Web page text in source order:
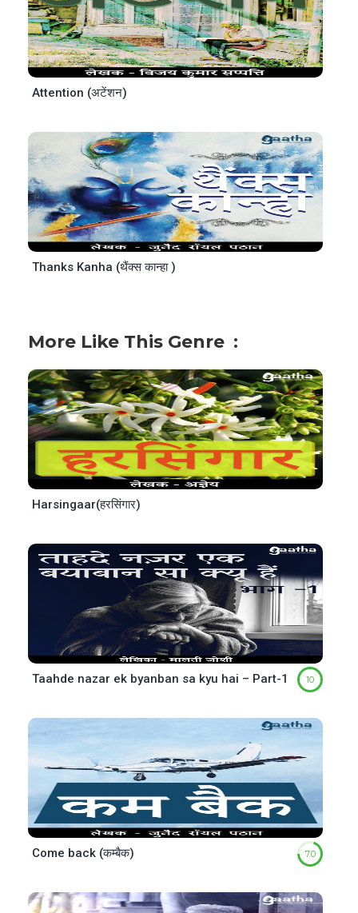
Attention (अटेंशन)
Thanks Kanha (थैंक्स कान्हा )
More Like This Genre
Harsingaar(हरसिंगार)
Taahde nazar ek byanban sa kyu hai – Part-1 10
Come back (कम्बैक) 7.0